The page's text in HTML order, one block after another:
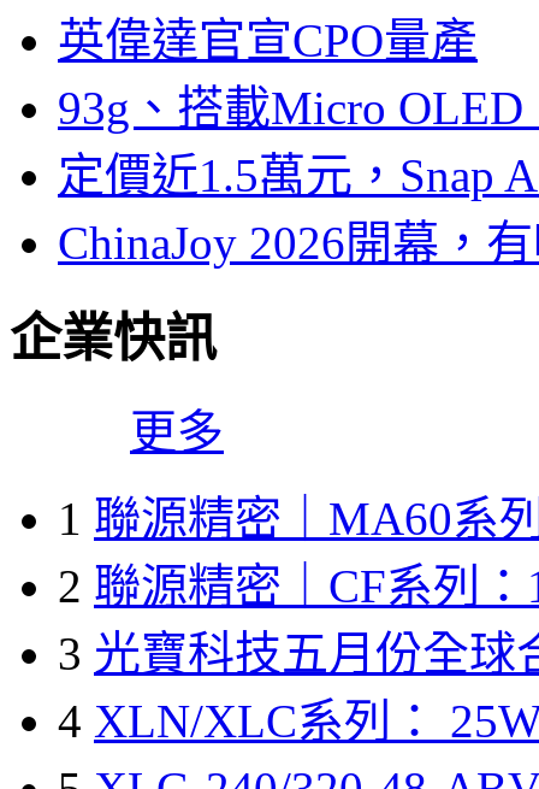
英偉達官宣CPO量產
93g、搭載Micro
定價近1.5萬元，Snap
ChinaJoy 2026開幕，
企業快訊
更多
1 聯源精密｜MA60系
2 聯源精密｜CF系列：
3 光寶科技五月份全球
4 XLN/XLC系列：